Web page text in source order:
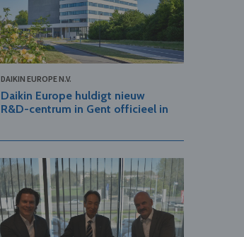
DAIKIN EUROPE N.V.
Daikin Europe huldigt nieuw
R&D-centrum in Gent officieel in